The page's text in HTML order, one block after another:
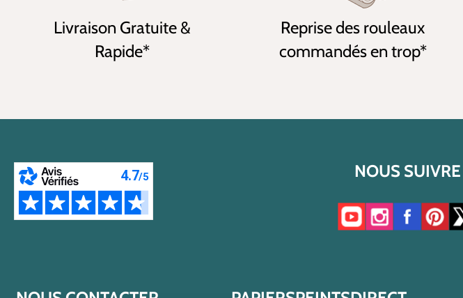
Livraison Gratuite &
Rapide*
Reprise des rouleaux
commandés en trop*
NOUS SUIVRE
Accéder à notre chaîne
Accéder à notre
Accéder à